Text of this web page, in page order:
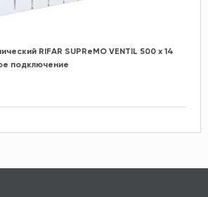
RIFAR SUPReMO VENTIL 500 х 14
подключение